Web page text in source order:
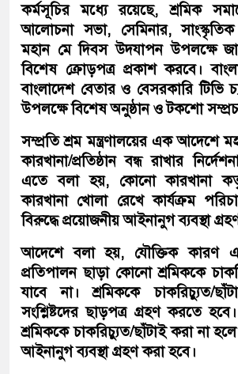
কর্মসূচির মধ্যে রয়েছে, শ্রমিক
আলোচনা সভা, সেমিনার, সাংস্কৃতিক
মহান মে দিবস উদযাপন উপলক্ষে
বিশেষ ক্রোড়পত্র প্রকাশ করবে।
বাংলাদেশ বেতার ও বেসরকারি টিভি
উপলক্ষে বিশেষ অনুষ্ঠান ও টকশো
সম্প্রতি শ্রম মন্ত্রণালয়ের এক আদেশে
কারখানা/প্রতিষ্ঠান বন্ধ রাখার
এতে বলা হয়, কোনো কারখানা
কারখানা খোলা রেখে কার্যক্রম
বিরুদ্ধে প্রয়োজনীয় আইনানুগ ব্যবস্থা
আদেশে বলা হয়, যৌক্তিক কারণ
প্রতিপালন ছাড়া কোনো শ্রমিককে
যাবে না। শ্রমিককে চাকরিচ্যুত/
সংশ্লিষ্টদের ছাড়পত্র গ্রহণ করতে
শ্রমিককে চাকরিচ্যুত/ছাঁটাই করা না
আইনানুগ ব্যবস্থা গ্রহণ করা হবে।